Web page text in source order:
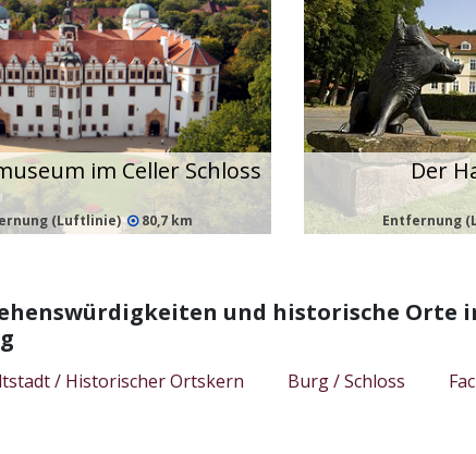
im Celler Schloss
(Luftlinie) 80,7 km
Der
Entfernung
und historische Orte
/ Historischer Ortskern Burg / Schloss